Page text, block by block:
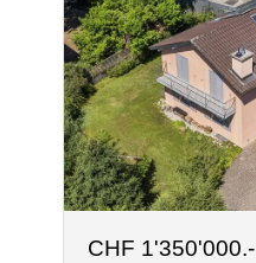
CHF 1'350'000.-